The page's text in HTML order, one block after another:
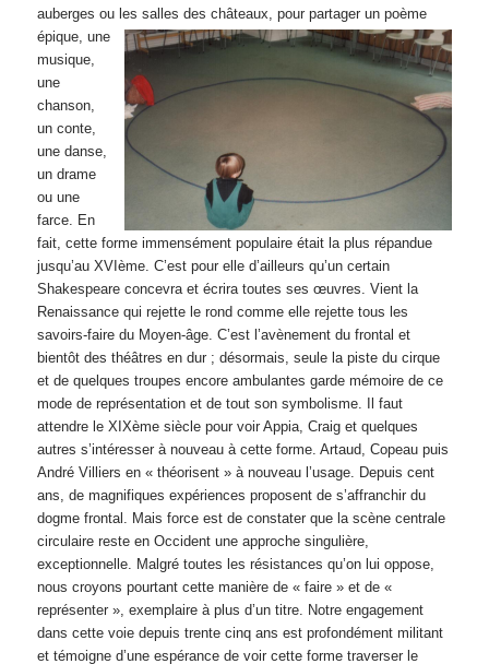
auberges ou les salles des châteaux, pour partager un poème
épique, une
musique,
une
chanson,
un conte,
une danse,
un drame
ou une
farce. En
fait, cette forme immensément populaire était la plus répandue
jusqu’au XVIème. C’est pour elle d’ailleurs qu’un certain
Shakespeare concevra et écrira toutes ses œuvres. Vient la
Renaissance qui rejette le rond comme elle rejette tous les
savoirs-faire du Moyen-âge. C’est l’avènement du frontal et
bientôt des théâtres en dur ; désormais, seule la piste du cirque
et de quelques troupes encore ambulantes garde mémoire de ce
mode de représentation et de tout son symbolisme. Il faut
attendre le XIXème siècle pour voir Appia, Craig et quelques
autres s’intéresser à nouveau à cette forme. Artaud, Copeau puis
André Villiers en « théorisent » à nouveau l’usage. Depuis cent
ans, de magnifiques expériences proposent de s’affranchir du
dogme frontal. Mais force est de constater que la scène centrale
circulaire reste en Occident une approche singulière,
exceptionnelle. Malgré toutes les résistances qu’on lui oppose,
nous croyons pourtant cette manière de « faire » et de «
représenter », exemplaire à plus d’un titre. Notre engagement
dans cette voie depuis trente cinq ans est profondément militant
et témoigne d’une espérance de voir cette forme traverser le